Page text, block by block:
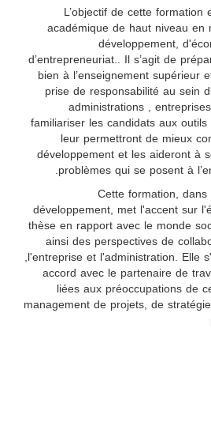
L’objectif de cette
académique de haut niveau
développement,
d’entrepreneuriat.. Il s’agit de
bien à l’enseignement supérieur
prise de responsabilité au sein
administrations ,
familiariser les candidats aux
leur permettront de mieux
développement et les aideront à
problèmes qui se posent à
Cette formation,
développement, met l'accent sur
thèse en rapport avec le monde
ainsi des perspectives de
,l'entreprise et l'administration. Elle
accord avec le partenaire de
liées aux préoccupations de
management de projets, de